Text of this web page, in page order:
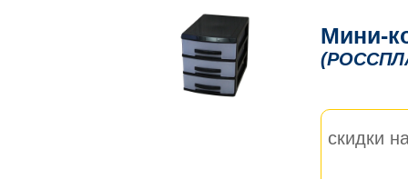
Мини-
скидки